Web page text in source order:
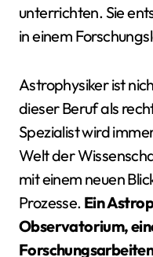
unterrichten. Sie
in einem
Astrophysiker ist
dieser Beruf als
Spezialist wird
Welt der
mit einem neuen
Prozesse. Ein
Observatorium,